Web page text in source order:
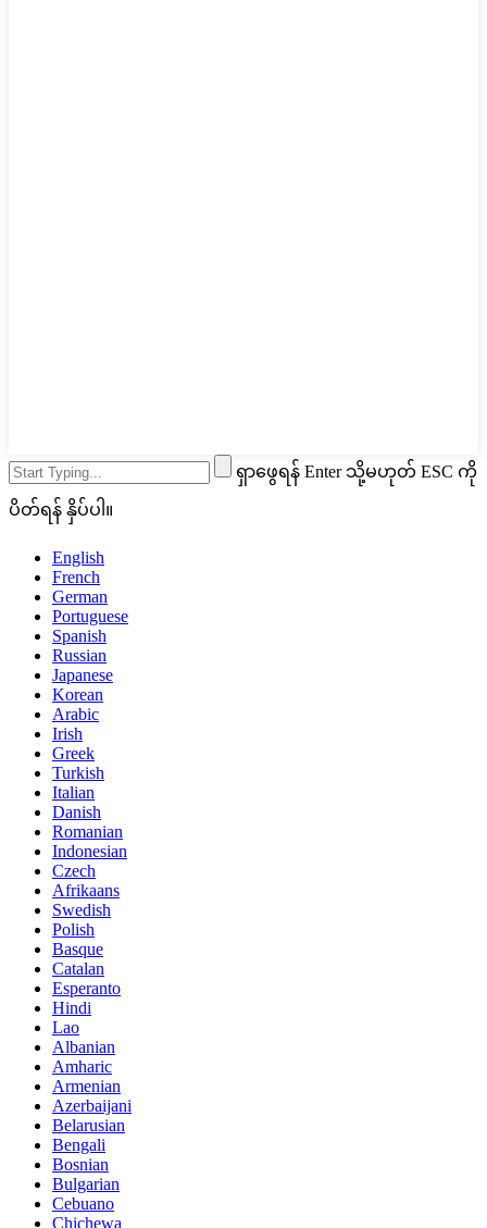
ရှာဖွေရန် Enter သို့မဟုတ် ESC ကို
ပိတ်ရန် နှိပ်ပါ။
English
French
German
Portuguese
Spanish
Russian
Japanese
Korean
Arabic
Irish
Greek
Turkish
Italian
Danish
Romanian
Indonesian
Czech
Afrikaans
Swedish
Polish
Basque
Catalan
Esperanto
Hindi
Lao
Albanian
Amharic
Armenian
Azerbaijani
Belarusian
Bengali
Bosnian
Bulgarian
Cebuano
Chichewa